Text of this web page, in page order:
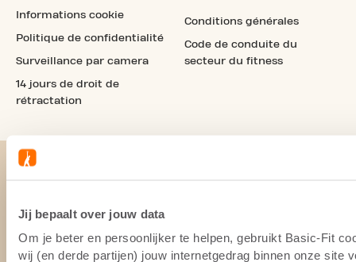
Jij bepaalt over jouw data
Om je beter en persoonlijker te helpen, gebruikt Basic-Fit
wij (en derde partijen) jouw internetgedrag binnen onze site
Informations cookie
Politique de confidentialité
Surveillance par camera
14 jours de droit de
rétractation
Conditions générales
Code de conduite du
secteur du fitness